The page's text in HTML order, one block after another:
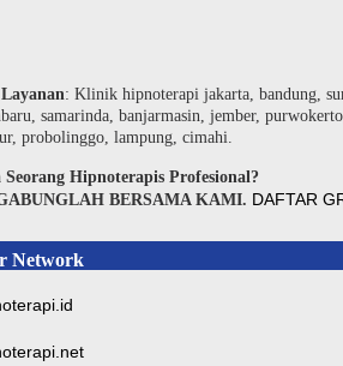
: Klinik hipnoterapi jakarta, bandung,
samarinda, banjarmasin, jember,
probolinggo, lampung, cimahi.
Seorang Hipnoterapis Profesional?
BERSAMA KAMI. DAFTAR
Network